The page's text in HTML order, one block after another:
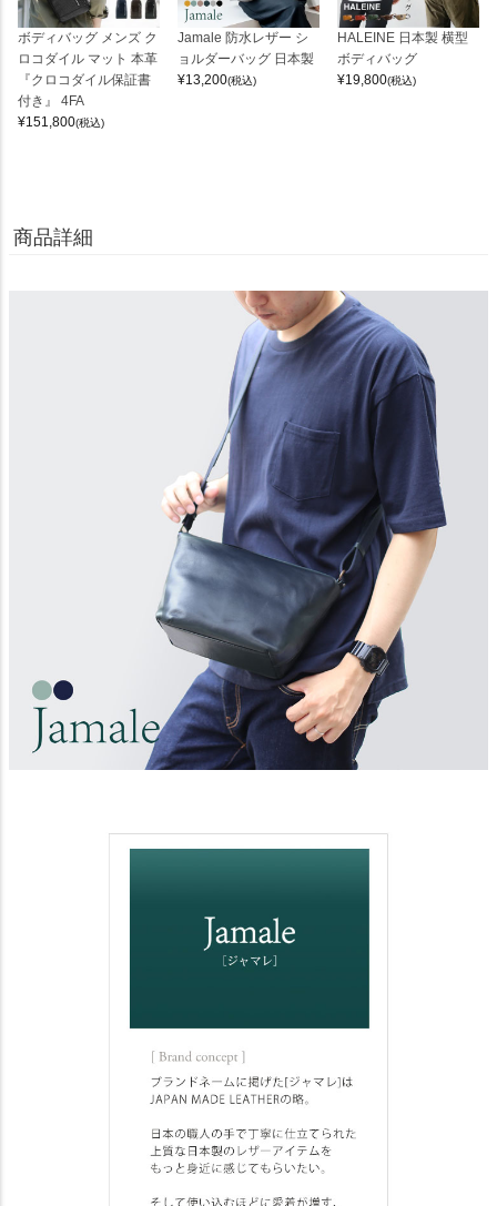
ボディバッグ メンズ ク
ロコダイル マット 本革
『クロコダイル保証書
付き』 4FA
¥151,800(税込)
Jamale 防水レザー シ
ョルダーバッグ 日本製
¥13,200(税込)
HALEINE 日本製 横型
ボディバッグ
¥19,800(税込)
商品詳細